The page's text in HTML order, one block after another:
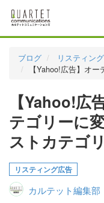
料金表
実績・お客様の声
初めて導入をお考え
代理店の乗り換えを
広告代理店・HP制作
お申し込みから運用
ブログ
リスティン
【Yahoo!広告】オー
【Yahoo!広
テゴリーに
ストカテゴ
リスティング広告
カルテット編集部